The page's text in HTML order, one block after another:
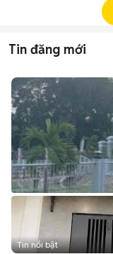
Tin đăng mới
Tin nổi bật